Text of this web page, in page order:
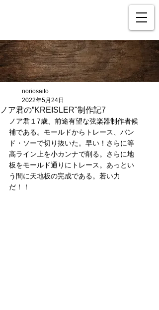
ノア君の”KREISLER"制作記7
noriosaito
2022年5月24日
ノア君１7歳、前途有望な弦楽器制作者候
補である。モールドからトレース、バン
ド・ソーで切り抜いた。早い！さらに等
高ライン上を小カンナで削る。さらに地
板をモールド通りにトレース。あっとい
う間に天地板の完成である。若い力
だ！！